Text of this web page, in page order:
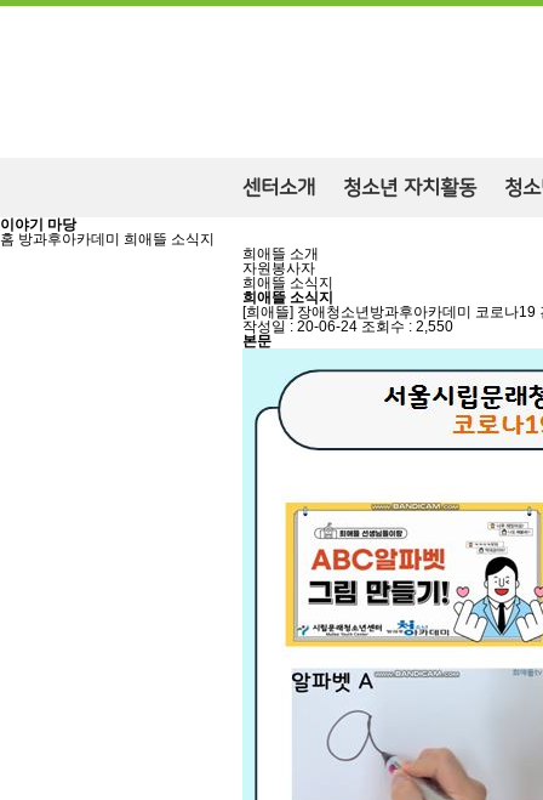
센터소개 청소년 자치활동 청
이야기 마당
홈 방과후아카데미 희애뜰 소식지
희애뜰 소개
자원봉사자
희애뜰 소식지
희애뜰 소식지
[희애뜰] 장애청소년방과후아카데미 코로나19
작성일 : 20-06-24 조회수 : 2,550
본문